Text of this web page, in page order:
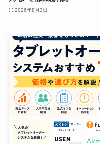
2026年8月3日